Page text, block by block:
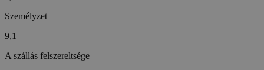
Személyzet
9,1
A szállás felszereltsége